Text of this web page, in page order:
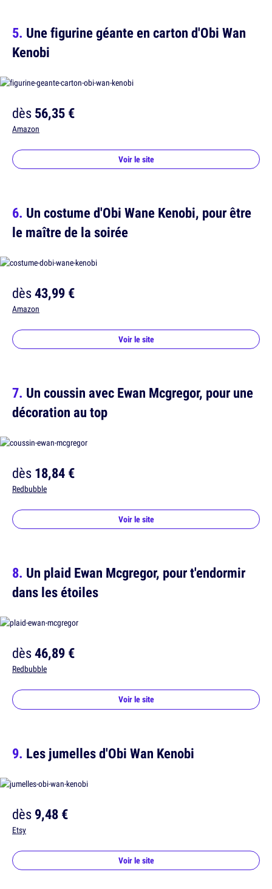
Une figurine géante en carton d'Obi Wan
Kenobi
dès56,35 €
Amazon
Voir le site
Un costume d'Obi Wane Kenobi, pour être
le maître de la soirée
dès43,99 €
Amazon
Voir le site
Un coussin avec Ewan Mcgregor, pour une
décoration au top
dès18,84 €
Redbubble
Voir le site
Un plaid Ewan Mcgregor, pour t'endormir
dans les étoiles
dès46,89 €
Redbubble
Voir le site
Les jumelles d'Obi Wan Kenobi
dès9,48 €
Etsy
Voir le site